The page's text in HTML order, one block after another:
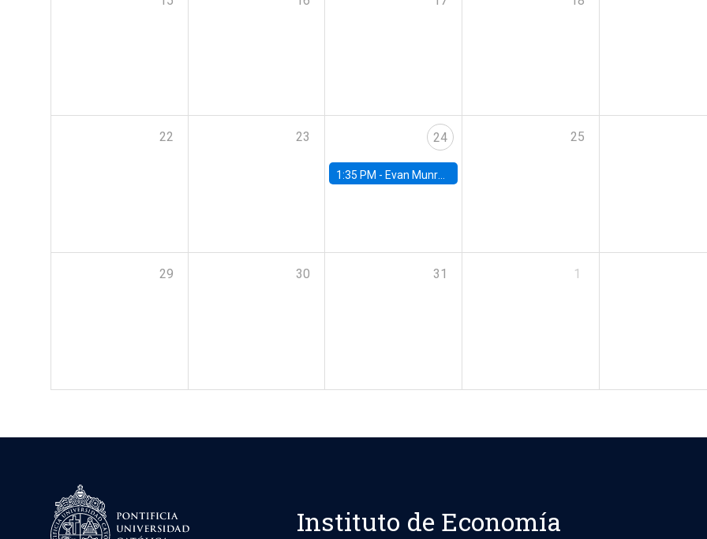
22 23 24
1:35 PM - Evan Munro, Neyman Visiting Assistant Professor in the Department of Statistics at UC Berkeley
25
29 30 31 1
Instituto de Economía